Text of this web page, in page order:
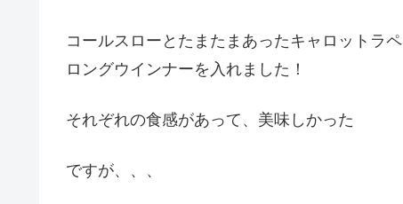
コールスローとたまたまあったキャロットラペ
ロングウインナーを入れました！
それぞれの食感があって、美味しかった
ですが、、、